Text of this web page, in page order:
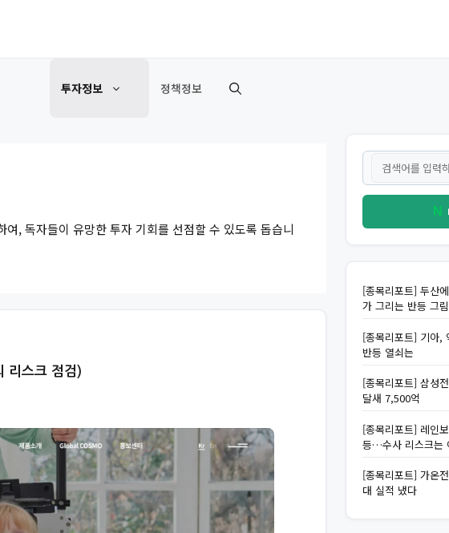
투자정보 정책정보
, 독자들이 유망한 투자 기회를 선점할 수 있도록 돕습니
리스크 점검)
N
[종목리포트] 두산
가 그리는 반등 그림
[종목리포트] 기아,
반등 열쇠는
[종목리포트] 삼성
달새 7,500억
[종목리포트] 레인
등…수사 리스크는
[종목리포트] 가온
대 실적 냈다